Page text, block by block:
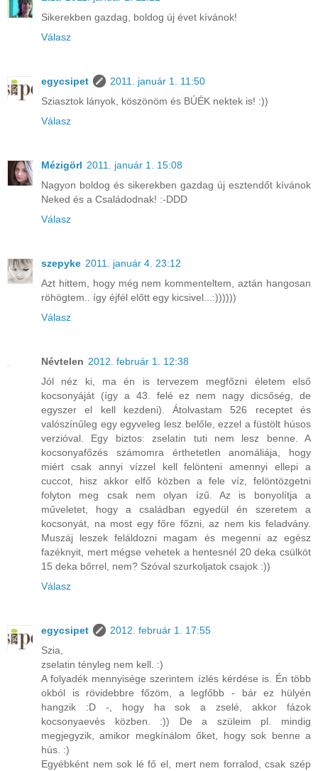
Sikerekben gazdag, boldog új évet kívánok!
Válasz
egycsipet
2011. január 1. 11:50
Sziasztok lányok, köszönöm és BÚÉK nektek is! :))
Válasz
Mézigörl 2011. január 1. 15:08
Nagyon boldog és sikerekben gazdag új esztendőt kívánok
Neked és a Családodnak! :-DDD
Válasz
szepyke 2011. január 4. 23:12
Azt hittem, hogy még nem kommenteltem, aztán hangosan
röhögtem.. így éjfél előtt egy kicsivel...:))))))
Válasz
Névtelen 2012. február 1. 12:38
Jól néz ki, ma én is tervezem megfőzni életem első
kocsonyáját (így a 43. felé ez nem nagy dicsőség, de
egyszer el kell kezdeni). Átolvastam 526 receptet és
valószínűleg egy egyveleg lesz belőle, ezzel a füstölt húsos
verzióval. Egy biztos: zselatin tuti nem lesz benne. A
kocsonyafőzés számomra érthetetlen anomáliája, hogy
miért csak annyi vízzel kell felönteni amennyi ellepi a
cuccot, hisz akkor elfő közben a fele víz, felöntözgetni
folyton meg csak nem olyan ízű. Az is bonyolítja a
műveletet, hogy a családban egyedül én szeretem a
kocsonyát, na most egy főre főzni, az nem kis feladvány.
Muszáj leszek feláldozni magam és megenni az egész
fazéknyit, mert mégse vehetek a hentesnél 20 deka csülköt
15 deka bőrrel, nem? Szóval szurkoljatok csajok :))
Válasz
egycsipet
2012. február 1. 17:55
Szia,
zselatin tényleg nem kell. :)
A folyadék mennyisége szerintem ízlés kérdése is. Én több
okból is rövidebbre főzöm, a legfőbb - bár ez hülyén
hangzik :D -, hogy ha sok a zselé, akkor fázok
kocsonyaevés közben. :)) De a szüleim pl. mindig
megjegyzik, amikor megkínálom őket, hogy sok benne a
hús. :)
Egyébként nem sok lé fő el, mert nem forralod, csak szép